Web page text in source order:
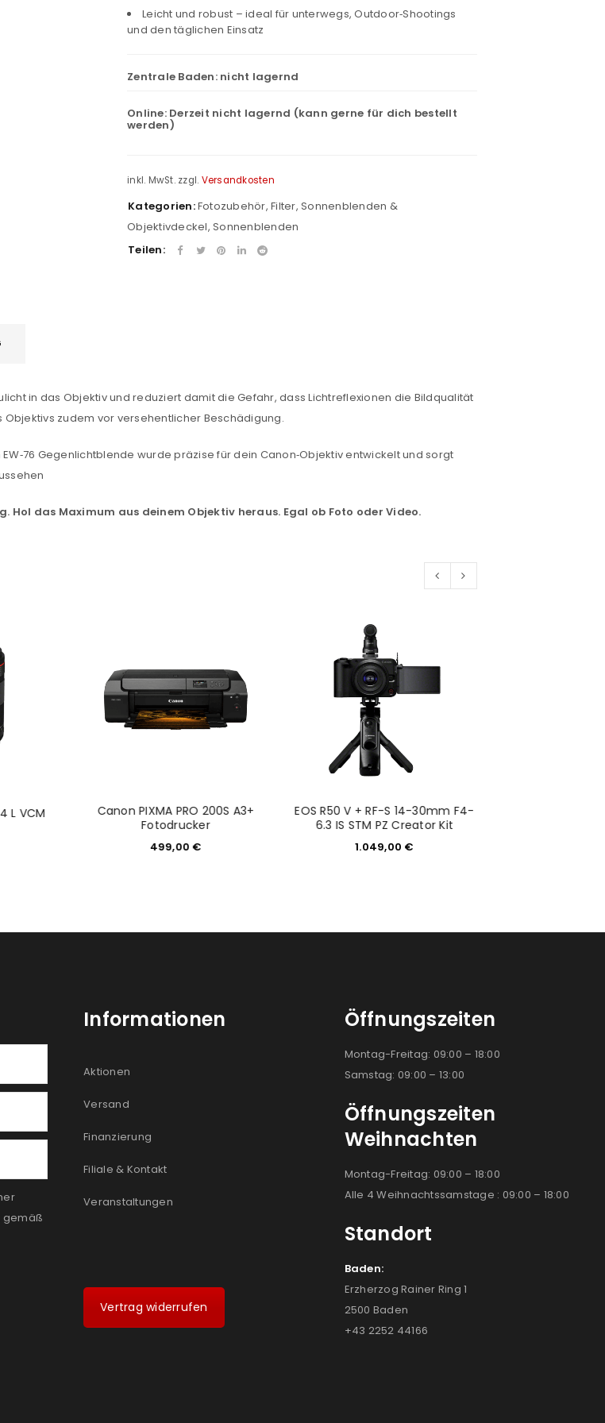
Ein Link zum Erstellen eines neuen Passworts wird an deine E-
Please select all the ways you would like to hear from us
Ja, ich möchte ein Kundenkonto eröffnen und akzeptiere die
Leicht und robust – ideal für unterwegs, Outdoor‑Shootings
und den täglichen Einsatz
Zentrale Baden: nicht lagernd
Online: Derzeit nicht lagernd (kann gerne für dich bestellt
werden)
inkl. MwSt. zzgl. Versandkosten
Kategorien:Fotozubehör, Filter, Sonnenblenden &
Objektivdeckel, Sonnenblenden
Teilen:
in das Objektiv und reduziert damit die Gefahr, dass Lichtreflexionen die Bildqualität
zudem vor versehentlicher Beschädigung.
Gegenlichtblende wurde präzise für dein Canon‑Objektiv entwickelt und sorgt
Hol das Maximum aus deinem Objektiv heraus. Egal ob Foto oder Video.
L VCM
Canon PIXMA PRO 200S A3+
Fotodrucker
499,00€
EOS R50 V + RF-S 14-30mm F4-
6.3 IS STM PZ Creator Kit
1.049,00 €
gemäß
Informationen
Aktionen
Versand
Finanzierung
Filiale & Kontakt
Veranstaltungen
Vertrag widerrufen
Öffnungszeiten
Montag-Freitag: 09:00 – 18:00
Samstag: 09:00 – 13:00
Öffnungszeiten
Weihnachten
Montag-Freitag: 09:00 – 18:00
Alle 4 Weihnachtssamstage : 09:00 – 18:00
Standort
Baden:
Erzherzog Rainer Ring 1
2500 Baden
+43 2252 44166